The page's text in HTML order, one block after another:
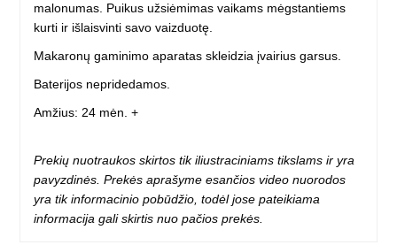
malonumas. Puikus užsiėmimas vaikams mėgstantiems
kurti ir išlaisvinti savo vaizduotę.
Makaronų gaminimo aparatas skleidzia įvairius garsus.
Baterijos nepridedamos.
Amžius: 24 mėn. +
Prekių nuotraukos skirtos tik iliustraciniams tikslams ir yra
pavyzdinės. Prekės aprašyme esančios video nuorodos
yra tik informacinio pobūdžio, todėl jose pateikiama
informacija gali skirtis nuo pačios prekės.